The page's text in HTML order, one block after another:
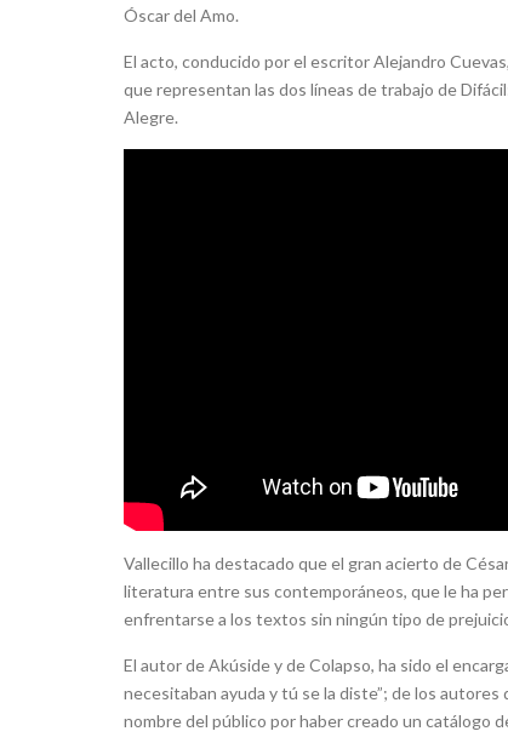
Óscar del Amo.
El acto, conducido por el escritor Alejandro
que representan las dos líneas de trabajo de
Alegre.
Vallecillo ha destacado que el gran acierto de
literatura entre sus contemporáneos, que le ha
enfrentarse a los textos sin ningún tipo de
El autor de Akúside y de Colapso, ha sido el
necesitaban ayuda y tú se la diste”; de los
nombre del público por haber creado un catálogo